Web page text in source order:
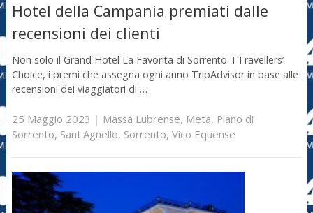
Hotel della Campania premiati dalle
recensioni dei clienti
Non solo il Grand Hotel La Favorita di Sorrento. I Travellers’
Choice, i premi che assegna ogni anno TripAdvisor in base alle
recensioni dei viaggiatori di …
25 Maggio 2023 | Massa Lubrense, Meta, Piano di
Sorrento, Sant'Agnello, Sorrento, Vico Equense